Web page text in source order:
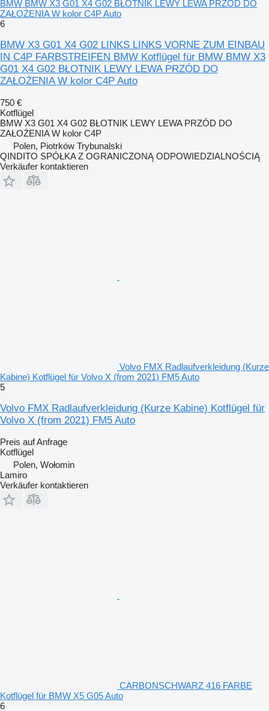
BMW BMW X3 G01 X4 G02 BŁOTNIK LEWY LEWA PRZÓD DO
ZAŁOŻENIA W kolor C4P Auto
6
BMW X3 G01 X4 G02 LINKS LINKS VORNE ZUM EINBAU
IN C4P FARBSTREIFEN BMW Kotflügel für BMW BMW X3
G01 X4 G02 BŁOTNIK LEWY LEWA PRZÓD DO
ZAŁOŻENIA W kolor C4P Auto
750 €
Kotflügel
BMW X3 G01 X4 G02 BŁOTNIK LEWY LEWA PRZÓD DO
ZAŁOŻENIA W kolor C4P
Polen, Piotrków Trybunalski
QINDITO SPÓŁKA Z OGRANICZONĄ ODPOWIEDZIALNOŚCIĄ
Verkäufer kontaktieren
Volvo FMX Radlaufverkleidung (Kurze
Kabine) Kotflügel für Volvo X (from 2021) FM5 Auto
5
Volvo FMX Radlaufverkleidung (Kurze Kabine) Kotflügel für
Volvo X (from 2021) FM5 Auto
Preis auf Anfrage
Kotflügel
Polen, Wołomin
Lamiro
Verkäufer kontaktieren
CARBONSCHWARZ 416 FARBE
Kotflügel für BMW X5 G05 Auto
6